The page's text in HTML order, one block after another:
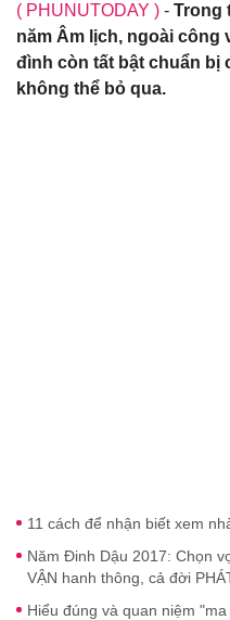
( PHUNUTODAY ) - Trong
năm Âm lịch, ngoài công
đình còn tất bật chuẩn bị
không thể bỏ qua.
11 cách để nhận biết xem
Năm Đinh Dậu 2017: Chọn
VẬN hanh thông, cả đời
Hiểu đúng và quan niệm